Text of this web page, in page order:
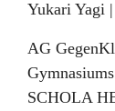
Yukari Yagi
AG
SCHOLA